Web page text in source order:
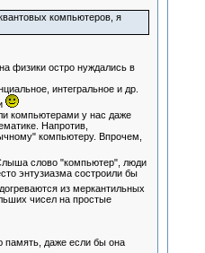
компьютеров, я
физики остро нуждались в
интегральное и др.
компьютерами у нас даже
Напротив,
компьютеру. Впрочем,
слово "компьютер", люди
энтузиазма состроили бы
из меркантильных
чисел на простые
память, даже если бы она